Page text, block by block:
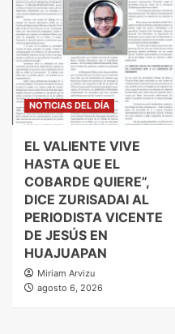
NOTICIAS DEL DÍA
EL VALIENTE VIVE
HASTA QUE EL
COBARDE QUIERE”,
DICE ZURISADAI AL
PERIODISTA VICENTE
DE JESÚS EN
HUAJUAPAN
Miriam Arvizu
agosto 6, 2026